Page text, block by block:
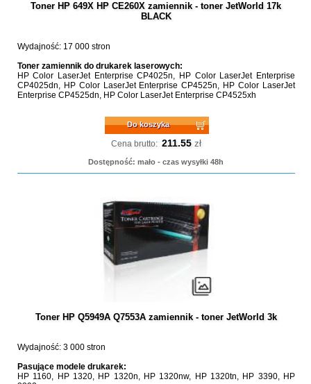
Toner HP 649X HP CE260X zamiennik - toner JetWorld 17k
BLACK
Wydajność: 17 000 stron
Toner zamiennik do drukarek laserowych:
HP Color LaserJet Enterprise CP4025n, HP Color LaserJet Enterprise
CP4025dn, HP Color LaserJet Enterprise CP4525n, HP Color LaserJet
Enterprise CP4525dn, HP Color LaserJet Enterprise CP4525xh
Do koszyka
Cena brutto: 211.55 zł
Dostępność: mało - czas wysyłki 48h
Toner HP Q5949A Q7553A zamiennik - toner JetWorld 3k
Wydajność: 3 000 stron
Pasujące modele drukarek:
HP 1160, HP 1320, HP 1320n, HP 1320nw, HP 1320tn, HP 3390, HP